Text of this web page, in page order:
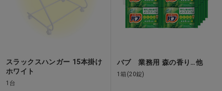
スラックスハンガー 15本掛け
ホワイト
1台
バブ 業務用 森の香り…他
1箱(20錠)